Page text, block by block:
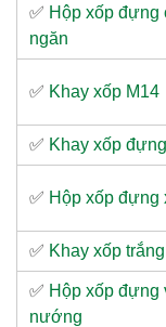
✅ Hộp xốp đựng
ngăn
✅ Khay xốp M14
✅ Khay xốp
✅ Hộp xốp đựng
✅ Khay xốp trắng
✅ Hộp xốp đựng
nướng